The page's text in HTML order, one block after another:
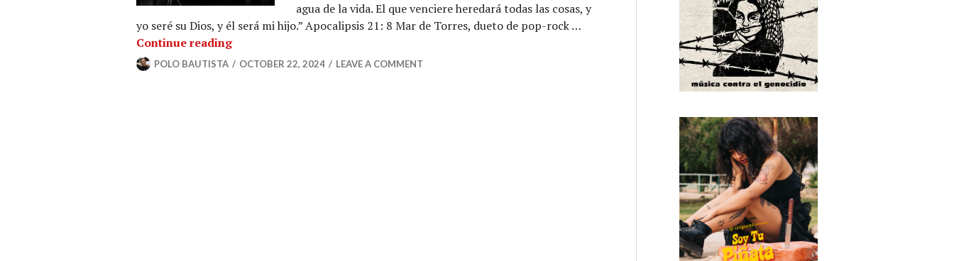
agua de la vida. El que venciere heredará todas las cosas, y
yo seré su Dios, y él será mi hijo.” Apocalipsis 21: 8 Mar de Torres, dueto de pop-rock …
Continue readingValgur y su Apocalipsis en concierto
POLO BAUTISTA OCTOBER 22, 2024 LEAVE A COMMENT